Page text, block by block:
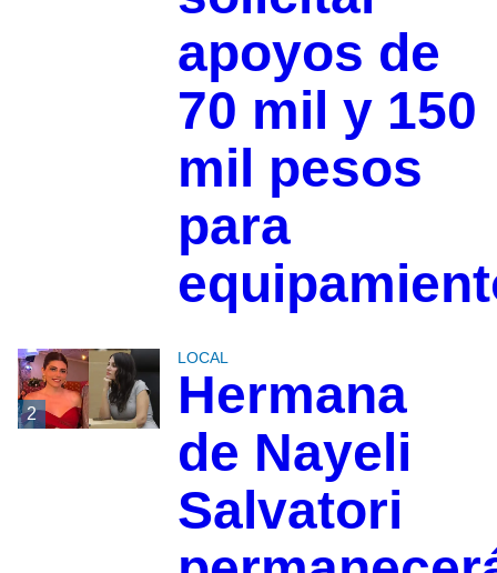
apoyos de
70 mil y 150
mil pesos
para
2
LOCAL
Hermana
de Nayeli
Salvatori